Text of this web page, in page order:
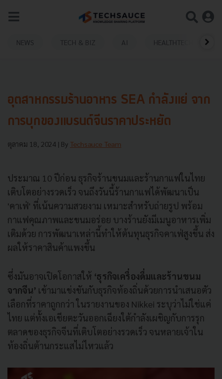
NEWS TECH & BIZ AI HEALTHTECH
อุตสาหกรรมร้านอาหาร SEA กำลังแย่ จาก
การบุกของแบรนด์จีนราคาประหยัด
ตุลาคม 18, 2024 | By Techsauce Team
ประมาณ 10 ปีก่อน ธุรกิจร้านขนมและร้านกาแฟในไทย
เติบโตอย่างรวดเร็ว จนถึงวันนี้ร้านกาแฟได้พัฒนาเป็น
'คาเฟ่' ที่เน้นความสวยงาม เหมาะสำหรับถ่ายรูป พร้อม
กาแฟคุณภาพและขนมอร่อย บางร้านยังมีเมนูอาหารเพิ่ม
เติมด้วย การพัฒนาเหล่านี้ทำให้ต้นทุนธุรกิจคาเฟ่สูงขึ้น ส่ง
ผลให้ราคาสินค้าแพงขึ้น
ซึ่งมันอาจเปิดโอกาสให้ ‘ธุรกิจเครื่องดื่มและร้านขนม
จากจีน’ เข้ามาแข่งขันกับธุรกิจท้องถิ่นด้วยการนำเสนอตัว
เลือกที่ราคาถูกกว่า ในรายงานของ Nikkei ระบุว่าไม่ใช่แค่
ไทย แต่ทั้งเอเชียตะวันออกเฉียงใต้กำลังเผชิญกับการรุก
ตลาดของธุรกิจจีนที่เติบโตอย่างรวดเร็ว จนหลายเจ้าใน
ท้องถิ่นต้านกระแสไม่ไหวแล้ว